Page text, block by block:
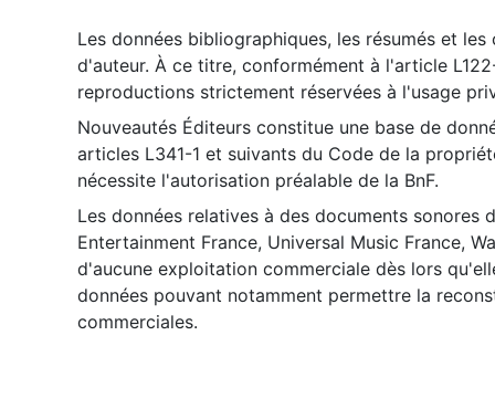
Les données bibliographiques, les résumés et
d'auteur. À ce titre, conformément à l'article
reproductions strictement réservées à l'usage
Nouveautés Éditeurs constitue une base de
articles L341-1 et suivants du Code de la
nécessite l'autorisation préalable de la BnF.
Les données relatives à des documents sonores
Entertainment France, Universal Music France,
d'aucune exploitation commerciale dès lors
données pouvant notamment permettre la
commerciales.